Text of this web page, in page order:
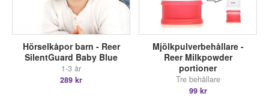
Hörselkåpor barn - Reer
SilentGuard Baby Blue
1-3 år
289 kr
Mjölkpulverbehållare -
Reer Milkpowder
portioner
Tre behållare
99 kr